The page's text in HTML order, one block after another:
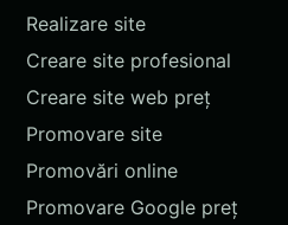
Realizare site
Creare site profesional
Creare site web preț
Promovare site
Promovări online
Promovare Google preț